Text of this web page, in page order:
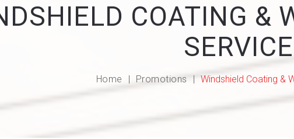
COATING &
SERVICE
Home Promotions Windshield Coating &